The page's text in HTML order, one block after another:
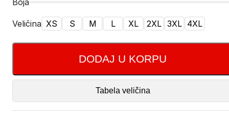
Boja
Veličina XS S M L XL 2XL 3XL 4XL
DODAJ U KORPU
Tabela veličina